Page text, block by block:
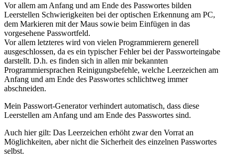
Vor allem am Anfang und am Ende des Passwortes bilden
Leerstellen Schwierigkeiten bei der optischen Erkennung am PC,
dem Markieren mit der Maus sowie beim Einfügen in das
vorgesehene Passwortfeld.
Vor allem letzteres wird von vielen Programmierern generell
ausgeschlossen, da es ein typischer Fehler bei der Passworteingabe
darstellt. D.h. es finden sich in allen mir bekannten
Programmiersprachen Reinigungsbefehle, welche Leerzeichen am
Anfang und am Ende des Passwortes schlichtweg immer
abschneiden.
Mein Passwort-Generator verhindert automatisch, dass diese
Leerstellen am Anfang und am Ende des Passwortes sind.
Auch hier gilt: Das Leerzeichen erhöht zwar den Vorrat an
Möglichkeiten, aber nicht die Sicherheit des einzelnen Passwortes
selbst.